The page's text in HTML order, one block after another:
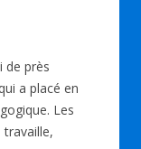
ar
de près
a placé en
Les
travaille,